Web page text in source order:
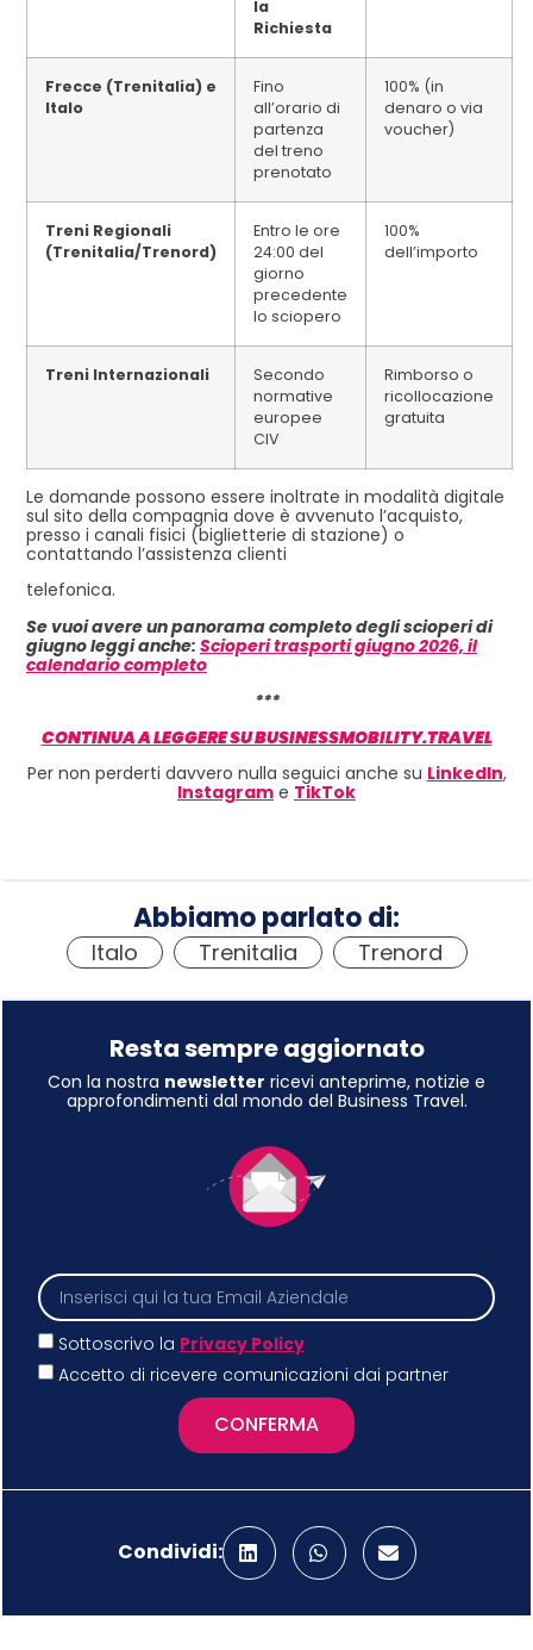
la
Richiesta
Frecce (Trenitalia) e
Italo
Fino
all’orario di
partenza
del treno
prenotato
100% (in
denaro o via
voucher)
Treni Regionali
(Trenitalia/Trenord)
Entro le ore
24:00 del
giorno
precedente
lo sciopero
100%
dell’importo
Treni Internazionali
Secondo
normative
europee
CIV
Rimborso o
ricollocazione
gratuita
Le domande possono essere inoltrate in modalità digitale
sul sito della compagnia dove è avvenuto l’acquisto,
presso i canali fisici (biglietterie di stazione) o
contattando l’assistenza clienti
telefonica.
Se vuoi avere un panorama completo degli scioperi di
giugno leggi anche: Scioperi trasporti giugno 2026, il
calendario completo
***
CONTINUA A LEGGERE SU BUSINESSMOBILITY.TRAVEL
Per non perderti davvero nulla seguici anche su LinkedIn,
Instagram e TikTok
Abbiamo parlato di:
Italo , Trenitalia , Trenord
Resta sempre aggiornato
Con la nostra newsletter ricevi anteprime, notizie e
approfondimenti dal mondo del Business Travel.
Sottoscrivo la Privacy Policy
Accetto di ricevere comunicazioni dai partner
CONFERMA
Condividi: